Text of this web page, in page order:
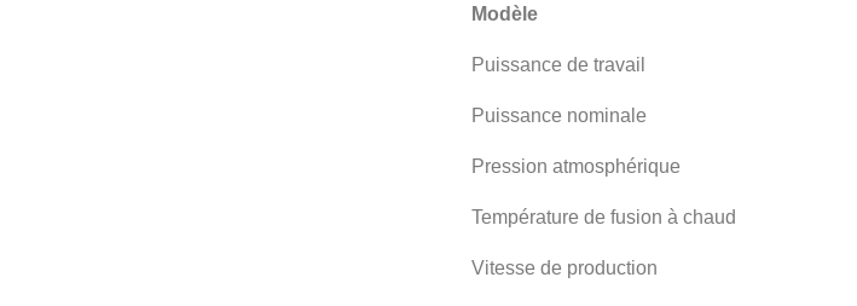
Modèle
Puissance de travail
Puissance nominale
Pression atmosphérique
Température de fusion à chaud
Vitesse de production